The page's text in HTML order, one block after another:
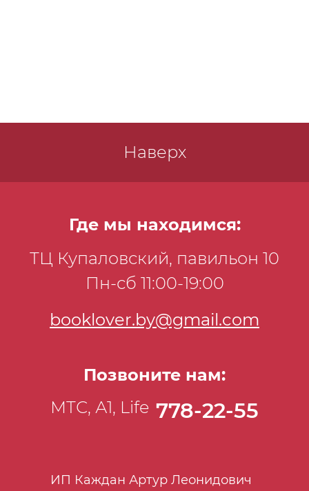
Наверх
ИП Каждан Артур Леонидович
Где мы находимся:
ТЦ Купаловский, павильон 10
Пн-сб 11:00-19:00
booklover.by@gmail.com
Позвоните нам:
МТС, А1, Life 778-22-55